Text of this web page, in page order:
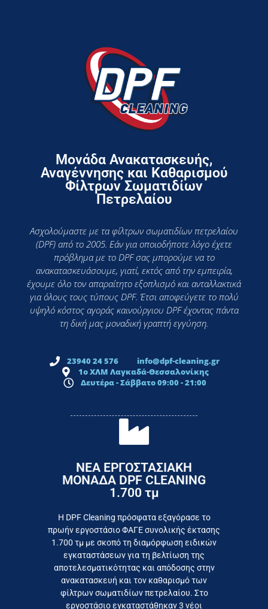
Μονάδα Ανακατασκευής,
Αναγέννησης και Καθαρισμού
Φίλτρων Σωματιδίων
Πετρελαίου
Ασχολούμαστε με τα φίλτρων σωματιδίων πετρελαίου
(DPF) από το 2005. Εάν για οποιοδήποτε λόγο έχετε
πρόβλημα με το DPF σας μπορούμε να το
ανακατασκευάσουμε, γιατί, εκτός από την εμπειρία,
έχουμε όλο τον απαραίτητο εξοπλισμό και ανταλλακτικά
για όλους τους τύπους DPF. Έτσι αποφεύγετε το πολύ
υψηλό κόστος αγοράς καινούργιου DPF έχοντας πάντα
τη δική μας μοναδική γραπτή εγγύηση.
23940 24 576
info@dpf-cleaning.gr
1ο ΧΛΜ Λαγκαδά-Θεσσαλονίκης
Δευτέρα - Σάββατο 09:00 - 21:00
ΝΕΑ ΕΡΓΟΣΤΑΣΙΑΚΗ
ΜΟΝΑΔΑ DPF CLEANING
1.700 τμ
Η DPF Cleaning πρόσφατα εξαγόρασε το
πρωήν εργοστάσιο ΦΑΓΕ συνολικής έκτασης
1.700 τμ με σκοπό τη διαμόρφωση ειδικών
εγκαταστάσεων για τη βελτίωση της
αποτελεσματικότητας και απόδοσης στην
ανακατασκευή και τον καθαρισμό των
φίλτρων σωματιδίων πετρελαίου. Στο
εργοστάσιο εγκαταστάθηκαν 3 νέοι
Εργαζόμαστε καθημερινά για
το συμφέρον του τελικού
καταναλωτή